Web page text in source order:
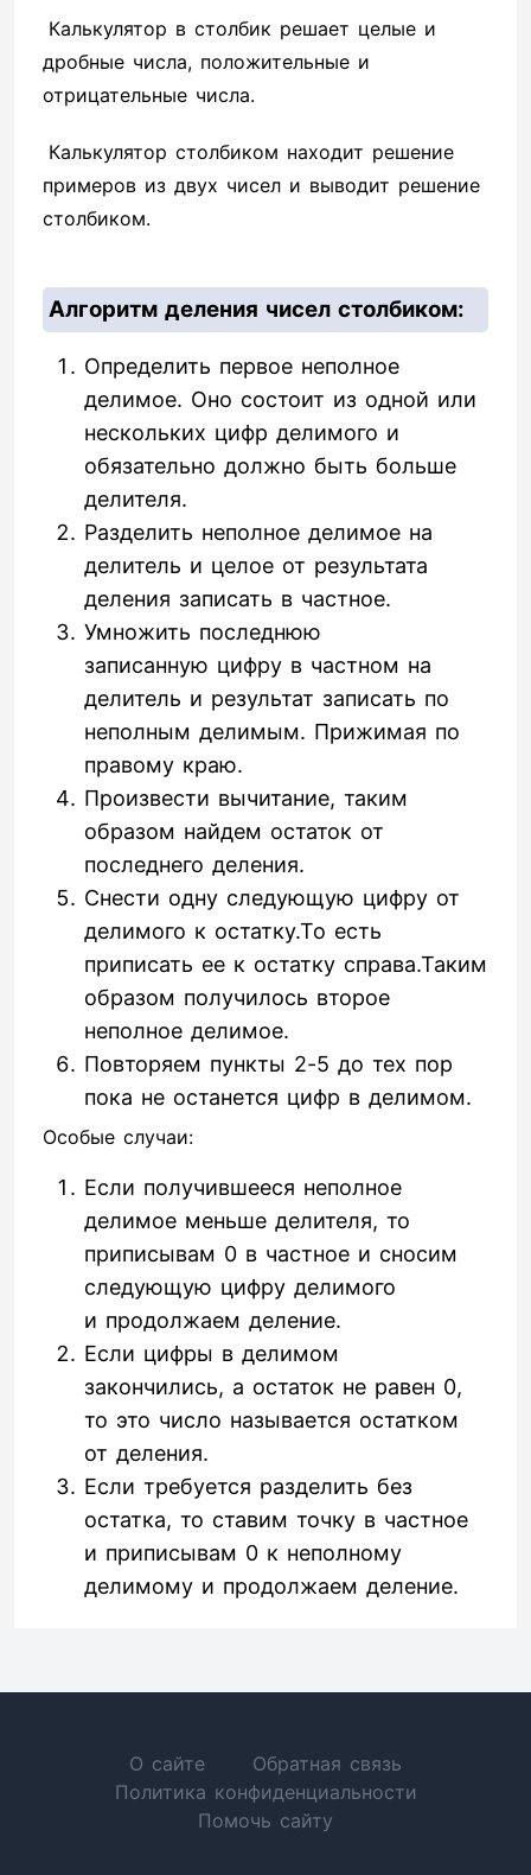
Калькулятор в столбик решает целые и
дробные числа, положительные и
отрицательные числа.
Калькулятор столбиком находит решение
примеров из двух чисел и выводит решение
столбиком.
Алгоритм деления чисел столбиком:
Определить первое неполное
делимое. Оно состоит из одной или
нескольких цифр делимого и
обязательно должно быть больше
делителя.
Разделить неполное делимое на
делитель и целое от результата
деления записать в частное.
Умножить последнюю
записанную цифру в частном на
делитель и результат записать по
неполным делимым. Прижимая по
правому краю.
Произвести вычитание, таким
образом найдем остаток от
последнего деления.
Снести одну следующую цифру от
делимого к остатку.То есть
приписать ее к остатку справа.Таким
образом получилось второе
неполное делимое.
Повторяем пункты 2-5 до тех пор
пока не останется цифр в делимом.
Особые случаи:
Если получившееся неполное
делимое меньше делителя, то
приписывам 0 в частное и сносим
следующую цифру делимого
и продолжаем деление.
Если цифры в делимом
закончились, а остаток не равен 0,
то это число называется остатком
от деления.
Если требуется разделить без
остатка, то ставим точку в частное
и приписывам 0 к неполному
делимому и продолжаем деление.
О сайте
Обратная связь
Политика конфиденциальности
Помочь сайту